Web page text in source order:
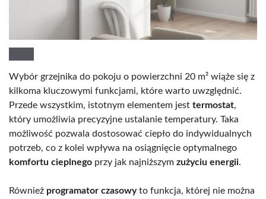
Wybór grzejnika do pokoju o powierzchni 20 m² wiąże się z
kilkoma kluczowymi funkcjami, które warto uwzględnić.
Przede wszystkim, istotnym elementem jest termostat,
który umożliwia precyzyjne ustalanie temperatury. Taka
możliwość pozwala dostosować ciepło do indywidualnych
potrzeb, co z kolei wpływa na osiągnięcie optymalnego
komfortu cieplnego przy jak najniższym zużyciu energii.
Również programator czasowyto funkcja, której nie można